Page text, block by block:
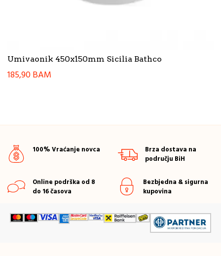
Umivaonik 450x150mm Sicilia Bathco
185,90BAM
100% Vraćanje novca
Brza dostava na
području BiH
Online podrška od 8
do 16 časova
Bezbjedna & sigurna
kupovina